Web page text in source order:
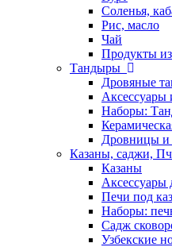
Соленья,
Рис, масло
Чай
Продукты
Тандыры
Дровяные
Аксессуары
Наборы:
Дровницы и
Казаны, саджи,
Казаны
Аксессуары
Печи под
Наборы:
Садж
Узбекские